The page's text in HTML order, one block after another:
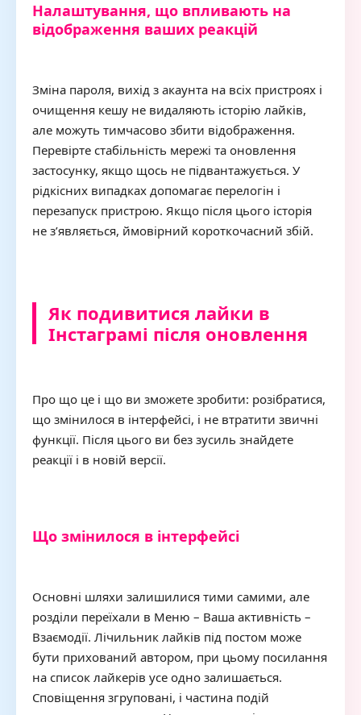
Налаштування, що впливають на
відображення ваших реакцій
Зміна пароля, вихід з акаунта на всіх пристроях і
очищення кешу не видаляють історію лайків,
але можуть тимчасово збити відображення.
Перевірте стабільність мережі та оновлення
застосунку, якщо щось не підвантажується. У
рідкісних випадках допомагає перелогін і
перезапуск пристрою. Якщо після цього історія
не з’являється, ймовірний короткочасний збій.
Як подивитися лайки в
Інстаграмі після оновлення
Про що це і що ви зможете зробити: розібратися,
що змінилося в інтерфейсі, і не втратити звичні
функції. Після цього ви без зусиль знайдете
реакції і в новій версії.
Що змінилося в інтерфейсі
Основні шляхи залишилися тими самими, але
розділи переїхали в Меню – Ваша активність –
Взаємодії. Лічильник лайків під постом може
бути прихований автором, при цьому посилання
на список лайкерів усе одно залишається.
Сповіщення згруповані, і частина подій